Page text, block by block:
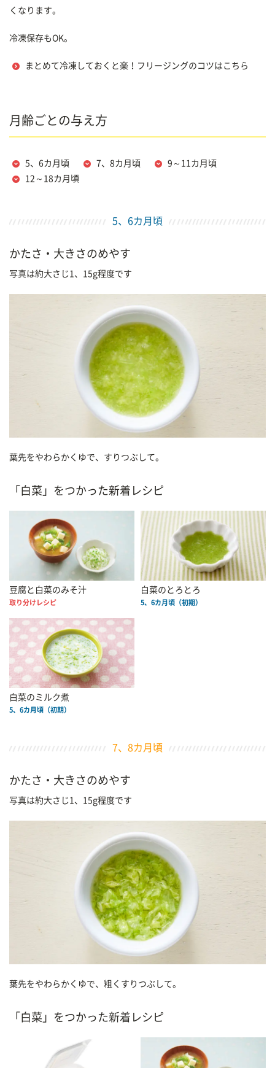
くなります。
冷凍保存もOK。
まとめて冷凍しておくと楽！フリージングのコツはこちら
月齢ごとの与え方
5、6カ月頃 7、8カ月頃
9～11カ月頃
12～18カ月頃
5、6カ月頃
かたさ・大きさのめやす
写真は約大さじ1、15g程度です
葉先をやわらかくゆで、すりつぶして。
「白菜」をつかった新着レシピ
豆腐と白菜のみそ汁
取り分けレシピ
白菜のとろとろ
5、6カ月頃（初期）
白菜のミルク煮
5、6カ月頃（初期）
7、8カ月頃
かたさ・大きさのめやす
写真は約大さじ1、15g程度です
葉先をやわらかくゆで、粗くすりつぶして。
「白菜」をつかった新着レシピ